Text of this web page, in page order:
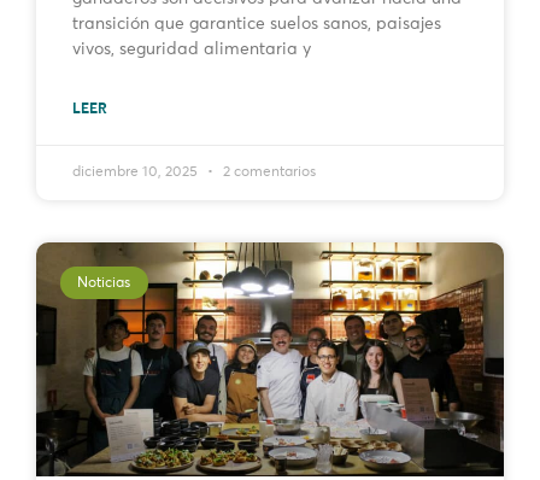
transición que garantice suelos sanos, paisajes
vivos, seguridad alimentaria y
LEER
diciembre 10, 2025 2 comentarios
Noticias